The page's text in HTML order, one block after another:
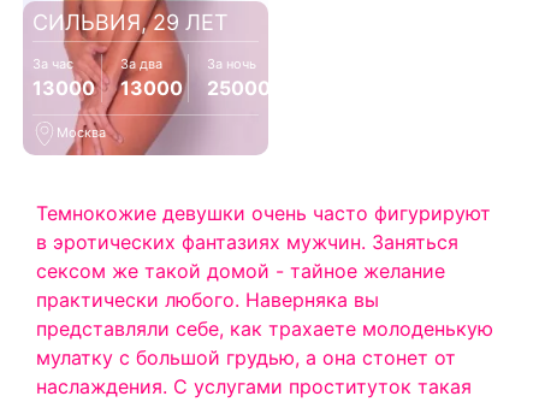
СИЛЬВИЯ, 29 ЛЕТ
За час
13000
За два
13000
За ночь
25000
Москва
Темнокожие девушки очень часто фигурируют
в эротических фантазиях мужчин. Заняться
сексом же такой домой - тайное желание
практически любого. Наверняка вы
представляли себе, как трахаете молоденькую
мулатку с большой грудью, а она стонет от
наслаждения. С услугами проституток такая